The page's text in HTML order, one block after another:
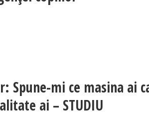
Spune-mi ce masina ai
ai – STUDIU